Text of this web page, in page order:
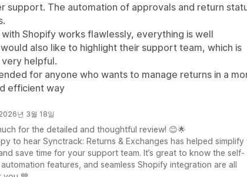
support. The automation of approvals and return
Shopify works flawlessly, everything is well
also like to highlight their support team, which is
helpful.
for anyone who wants to manage returns in a
efficient way
년 3월 18일
for the detailed and thoughtful review! 😊🌟
to hear Synctrack: Returns & Exchanges has helped simplify
save time for your support team. It’s great to know the self-
features, and seamless Shopify integration are all